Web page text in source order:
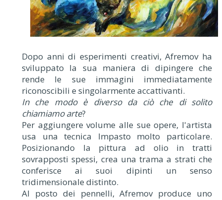
Dopo anni di esperimenti creativi, Afremov ha
sviluppato la sua maniera di dipingere che
rende le sue immagini immediatamente
riconoscibili e singolarmente accattivanti.
In che modo è diverso da ciò che di solito
chiamiamo arte?
Per aggiungere volume alle sue opere, l'artista
usa una tecnica Impasto molto particolare.
Posizionando la pittura ad olio in tratti
sovrapposti spessi, crea una trama a strati che
conferisce ai suoi dipinti un senso
tridimensionale distinto.
Al posto dei pennelli, Afremov produce uno